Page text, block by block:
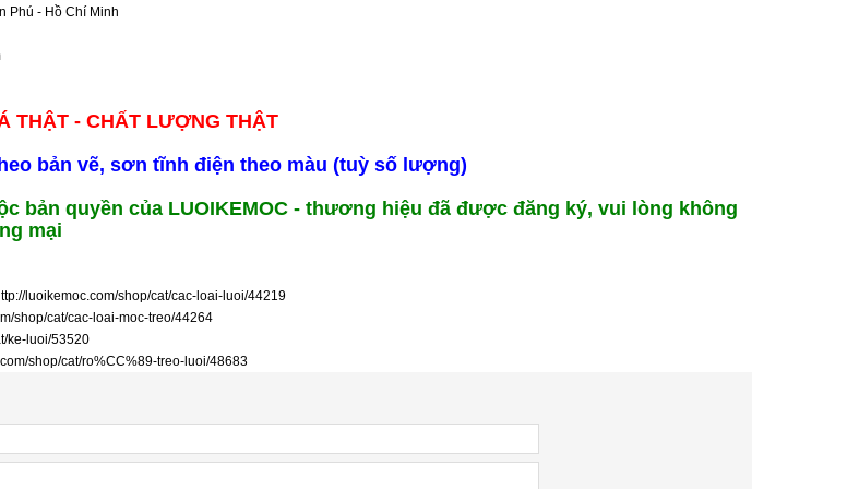
Phú - Hồ Chí Minh
THẬT - CHẤT LƯỢNG THẬT
bản vẽ, sơn tĩnh điện theo màu (tuỳ số lượng)
bản quyền của LUOIKEMOC - thương hiệu đã được đăng ký, vui lòng không
mại
luoikemoc.com/shop/cat/cac-loai-luoi/44219
shop/cat/cac-loai-moc-treo/44264
ke-luoi/53520
shop/cat/ro%CC%89-treo-luoi/48683